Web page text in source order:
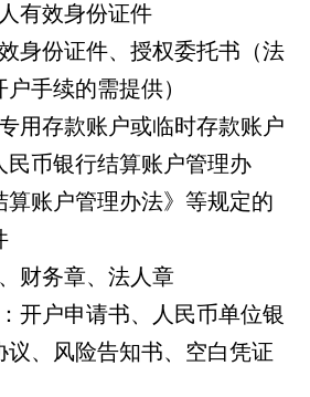
有效身份证件
身份证件、授权委托书（法
手续的需提供）
用存款账户或临时存款账户
民币银行结算账户管理办
算账户管理办法》等规定的
财务章、法人章
开户申请书、人民币单位银
议、风险告知书、空白凭证